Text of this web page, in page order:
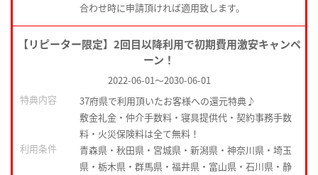
合わせ時に申請頂ければ適用致します。
【リピーター限定】2回目以降利用で初期費用激安キャンペ
ーン！
2022-06-01～2030-06-01
特典内容
37府県で利用頂いたお客様への還元特典♪
敷金礼金・仲介手数料・寝具提供代・契約事務手数
料・火災保険料は全て無料！
利用条件
青森県・秋田県・宮城県・新潟県・神奈川県・埼玉
県・栃木県・群馬県・福井県・富山県・石川県・静